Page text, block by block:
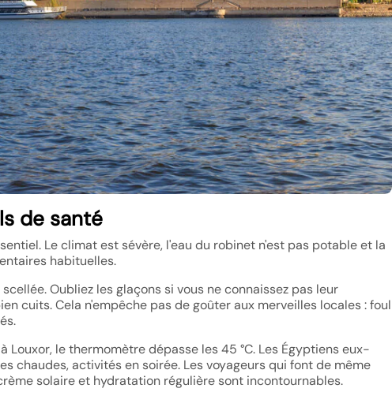
de santé
Le climat est sévère, l'eau du robinet n'est pas potable et la
habituelles.
Oubliez les glaçons si vous ne connaissez pas leur
cuits. Cela n'empêche pas de goûter aux merveilles locales : foul
Louxor, le thermomètre dépasse les 45 °C. Les Égyptiens eux-
chaudes, activités en soirée. Les voyageurs qui font de même
solaire et hydratation régulière sont incontournables.